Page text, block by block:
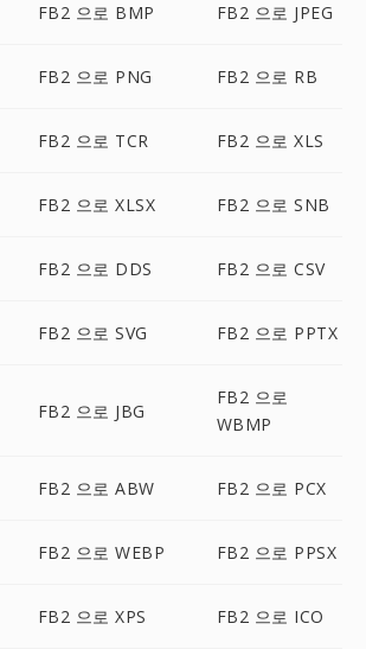
FB2 으로 BMP FB2 으로 JPEG
FB2 으로 PNG FB2 으로 RB
FB2 으로 TCR FB2 으로 XLS
FB2 으로 XLSX FB2 으로 SNB
FB2 으로 DDS FB2 으로 CSV
FB2 으로 SVG FB2 으로 PPTX
FB2 으로 JBG
FB2 으로
WBMP
FB2 으로 ABW FB2 으로 PCX
FB2 으로 WEBP FB2 으로 PPSX
FB2 으로 XPS FB2 으로 ICO